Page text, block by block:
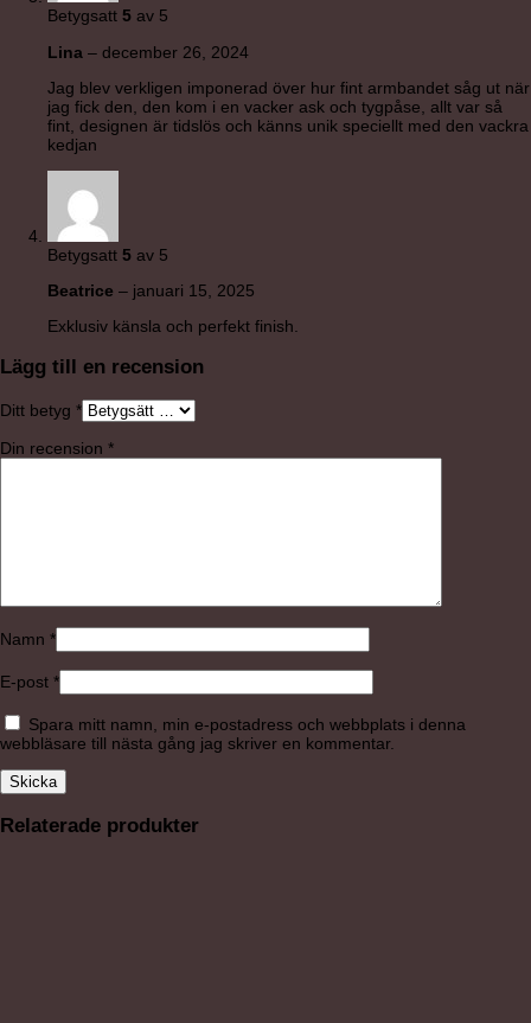
Betygsatt 5 av 5
Lina – december 26, 2024
Jag blev verkligen imponerad över hur fint armbandet såg ut när
jag fick den, den kom i en vacker ask och tygpåse, allt var så
fint, designen är tidslös och känns unik speciellt med den vackra
kedjan
Betygsatt 5 av 5
Beatrice – januari 15, 2025
Exklusiv känsla och perfekt finish.
Lägg till en recension
Ditt betyg *
Din recension *
Namn *
E-post *
Spara mitt namn, min e-postadress och webbplats i denna
webbläsare till nästa gång jag skriver en kommentar.
Relaterade produkter